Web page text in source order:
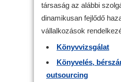
társaság az alábbi
dinamikusan fejlődő
vállalkozások
Könyvvizsgálat
Könyvelés,
outsourcing